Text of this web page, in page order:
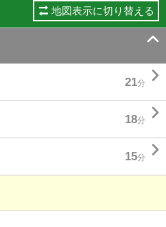
地図表示に切り替える

21分 
18分 
15分 